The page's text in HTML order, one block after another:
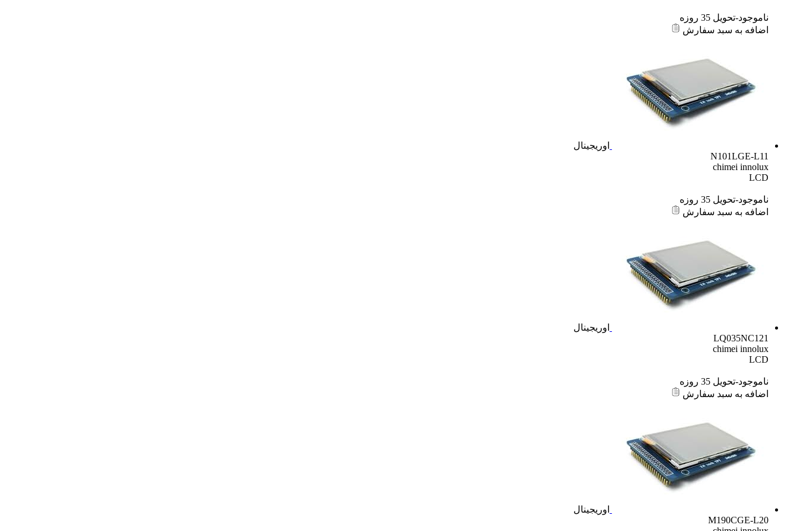
ناموجود-تحویل 35 روزه
اضافه به سبد سفارش
اوریجینال
N101LGE-L11
chimei innolux
LCD
ناموجود-تحویل 35 روزه
اضافه به سبد سفارش
اوریجینال
LQ035NC121
chimei innolux
LCD
ناموجود-تحویل 35 روزه
اضافه به سبد سفارش
اوریجینال
M190CGE-L20